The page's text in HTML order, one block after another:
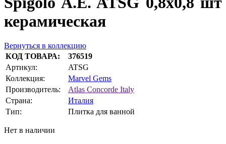
керамическая
Вернуться в коллекцию
КОД ТОВАРА:
376519
Артикул:
ATSG
Коллекция:
Marvel Gems
Производитель:
Atlas Concorde Italy
Страна:
Италия
Тип:
Плитка для ванной
Нет в наличии